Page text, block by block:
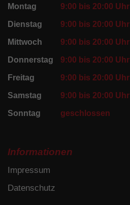
Montag 9:00 bis 20:00 Uhr
Dienstag 9:00 bis 20:00 Uhr
Mittwoch 9:00 bis 20:00 Uhr
Donnerstag 9:00 bis 20:00 Uhr
Freitag 9:00 bis 20:00 Uhr
Samstag 9:00 bis 20:00 Uhr
Sonntag geschlossen
Informationen
Impressum
Datenschutz